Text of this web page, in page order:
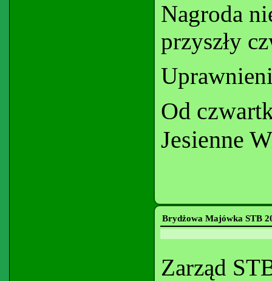
Nagroda
przyszły
Od
Jesienne
Brydżowa Majówka STB
Zarząd